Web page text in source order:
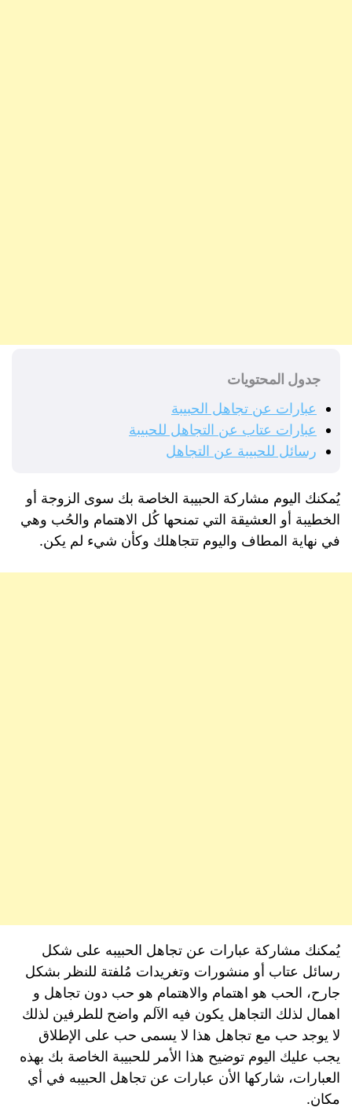
جدول المحتويات
عبارات عن تجاهل الحبيبة
عبارات عتاب عن التجاهل للحبيبة
رسائل للحبيبة عن التجاهل
يُمكنك اليوم مشاركة الحبيبة الخاصة بك سوى الزوجة أو
الخطيبة أو العشيقة التي تمنحها كُل الاهتمام والحُب وهي
في نهاية المطاف واليوم تتجاهلك وكأن شيء لم يكن.
يُمكنك مشاركة عبارات عن تجاهل الحبيبه على شكل
رسائل عتاب أو منشورات وتغريدات مُلفتة للنظر بشكل
جارح، الحب هو اهتمام والاهتمام هو حب دون تجاهل و
اهمال لذلك التجاهل يكون فيه الآلم واضح للطرفين لذلك
لا يوجد حب مع تجاهل هذا لا يسمى حب على الإطلاق
يجب عليك اليوم توضيح هذا الأمر للحبيبة الخاصة بك بهذه
العبارات، شاركها الأن عبارات عن تجاهل الحبيبه في أي
مكان.